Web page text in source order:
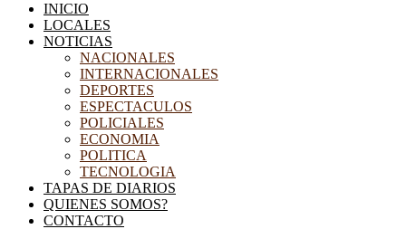
INICIO
LOCALES
NOTICIAS
NACIONALES
INTERNACIONALES
DEPORTES
ESPECTACULOS
POLICIALES
ECONOMIA
POLITICA
TECNOLOGIA
TAPAS DE DIARIOS
QUIENES SOMOS?
CONTACTO